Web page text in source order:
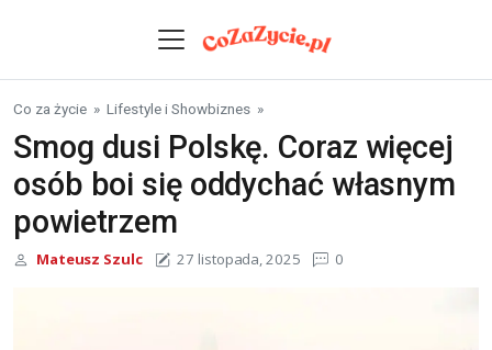
Co za życie » Lifestyle i Showbiznes »
Smog dusi Polskę. Coraz więcej
osób boi się oddychać własnym
powietrzem
Mateusz Szulc 27 listopada, 2025 0